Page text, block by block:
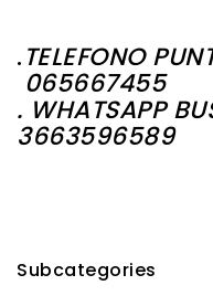
.TELEFONO
065667455
. WHATSAPP
3663596589
Subcategories